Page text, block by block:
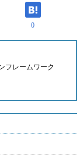
0
フレームワーク